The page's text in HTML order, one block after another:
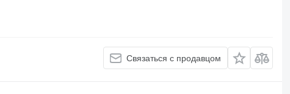
Связаться с продавцом